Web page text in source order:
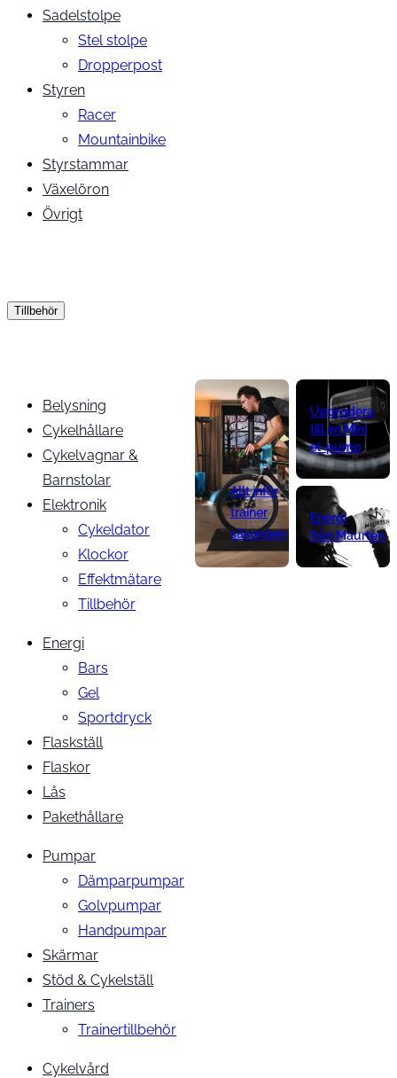
Sadelstolpe
Stel stolpe
Dropperpost
Styren
Racer
Mountainbike
Styrstammar
Växelöron
Övrigt
Tillbehör
Belysning
Cykelhållare
Cykelvagnar &
Barnstolar
Elektronik
Cykeldator
Klockor
Effektmätare
Tillbehör
Energi
Bars
Gel
Sportdryck
Flaskställ
Flaskor
Lås
Pakethållare
Pumpar
Dämparpumpar
Golvpumpar
Handpumpar
Skärmar
Stöd & Cykelställ
Trainers
Trainertillbehör
Cykelvård
Allt inför
trainer
säsongen
Upgradera
till en Mini
el-pump
Energi
från Maurten